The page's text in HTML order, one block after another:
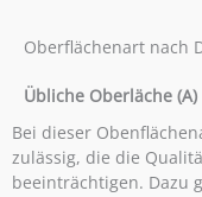
Oberflächenart nach
Übliche Oberläche (A)
Bei dieser
zulässig, die die
beeinträchtigen. Dazu